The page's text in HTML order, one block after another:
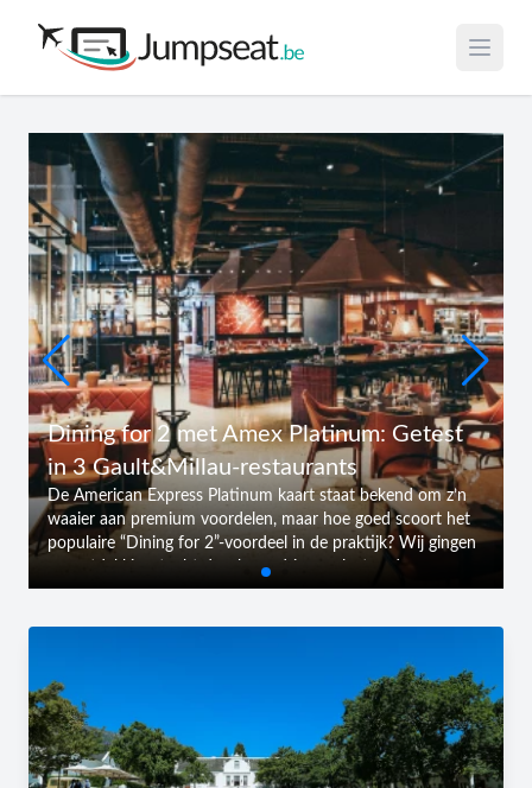
Open
Dining for 2 met Amex Platinum: Getest
in 3 Gault&Millau-restaurants
De American Express Platinum kaart staat bekend om z’n
waaier aan premium voordelen, maar hoe goed scoort het
populaire “Dining for 2”-voordeel in de praktijk? Wij gingen
op ontdekkingstocht doorheen drie geselecteerde
restaurants in Vlaanderen - Cavalieri (Mortsel), Wilford T